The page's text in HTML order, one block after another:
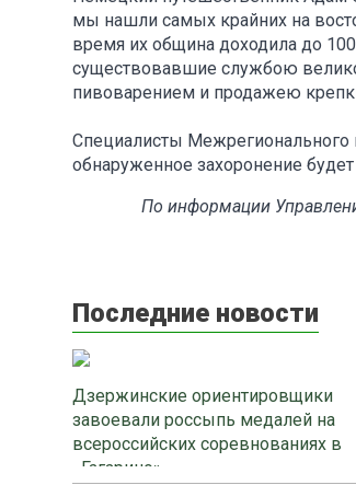
мы нашли самых крайних на
время их община доходила до
существовавшие службою
пивоварением и продажею
Специалисты Межрегионального
обнаруженное захоронение
По информации
Последние новости
Дзержинские ориентировщики
завоевали россыпь медалей на
всероссийских соревнованиях в
«Гагарино»